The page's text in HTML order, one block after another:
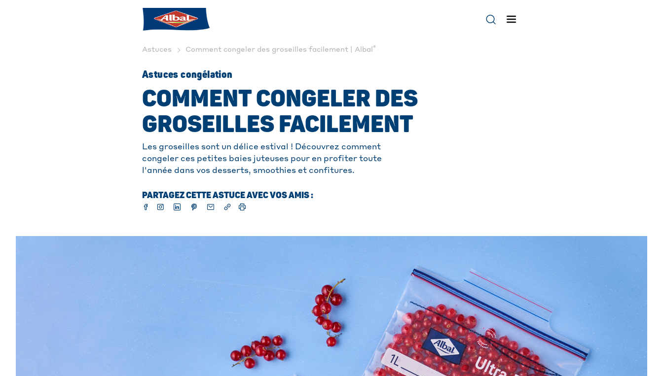
Astuces Comment congeler des groseilles facilement | Albal ®
Astuces congélation
COMMENT CONGELER DES
GROSEILLES FACILEMENT
Les groseilles sont un délice estival ! Découvrez comment
congeler ces petites baies juteuses pour en profiter toute
l'année dans vos desserts, smoothies et confitures.
PARTAGEZ CETTE ASTUCE AVEC VOS AMIS :